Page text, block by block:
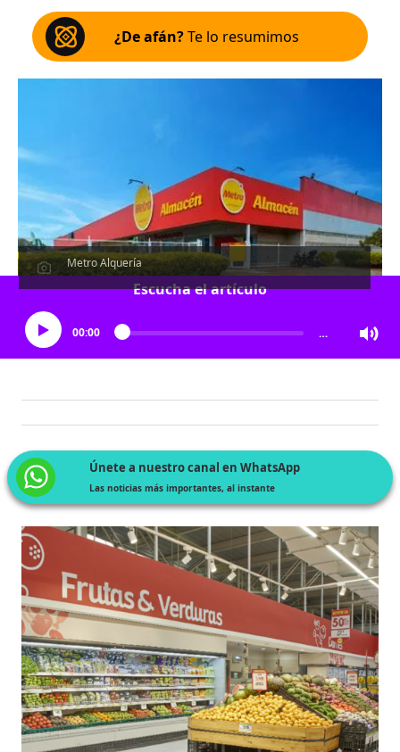
¿De afán?Te lo resumimos
Metro Alquería
Escucha el artículo
00:00 …
Únete a nuestro canal en WhatsApp
Las noticias más importantes, al instante